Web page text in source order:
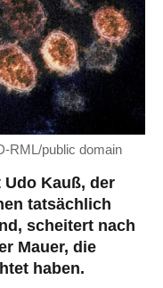
RML/public domain
Kauß, der
tatsächlich
scheitert nach
Mauer, die
haben.